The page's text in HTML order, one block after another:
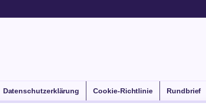
Datenschutzerklärung Cookie-Richtlinie Rundbrief